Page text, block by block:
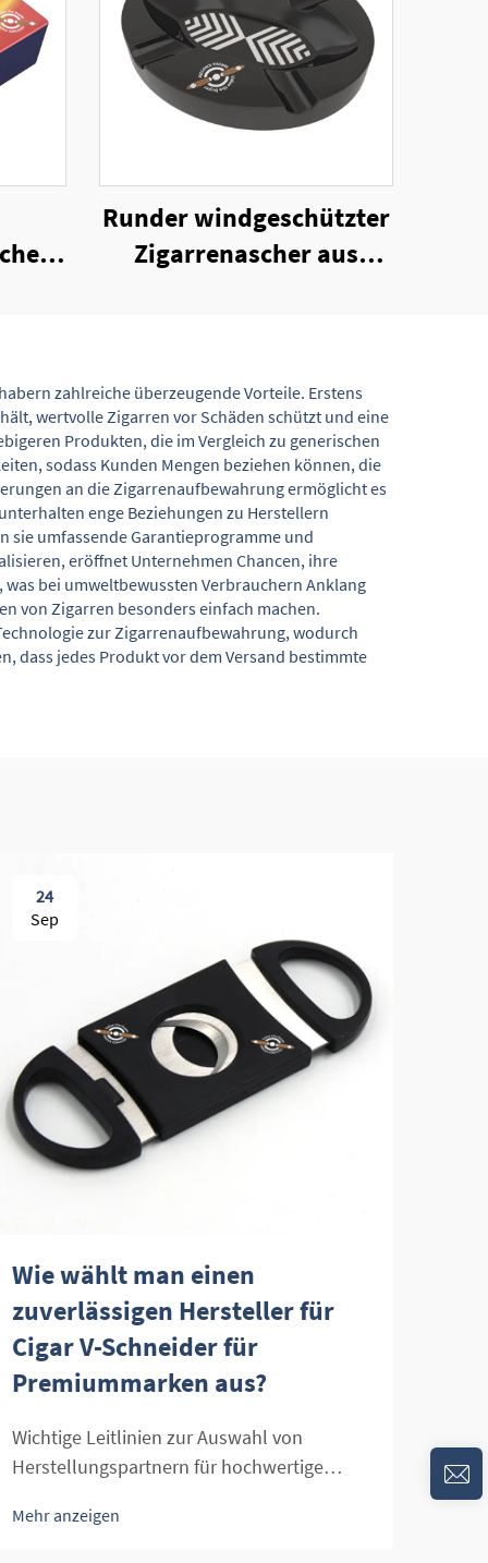
Runder windgeschützter
Zigarrenascher aus
zahlreiche überzeugende Vorteile. Erstens
wertvolle Zigarren vor Schäden schützt und eine
Produkten, die im Vergleich zu generischen
sodass Kunden Mengen beziehen können, die
an die Zigarrenaufbewahrung ermöglicht es
enge Beziehungen zu Herstellern
sie umfassende Garantieprogramme und
eröffnet Unternehmen Chancen, ihre
bei umweltbewussten Verbrauchern Anklang
von Zigarren besonders einfach machen.
zur Zigarrenaufbewahrung, wodurch
dass jedes Produkt vor dem Versand bestimmte
24
Sep
Wie wählt man einen
zuverlässigen Hersteller für
Cigar V-Schneider für
Premiummarken aus?
Wichtige Leitlinien zur Auswahl von
Herstellungspartnern für hochwertige
perfekten Erlebnis beim Schneiden einer
Mehr anzeigen